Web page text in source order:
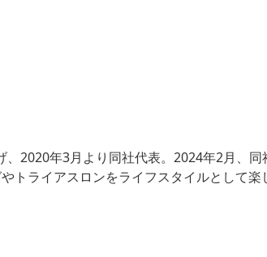
、2020年3月より同社代表。2024年2月、 同
トライアスロンをライフスタイルとして楽